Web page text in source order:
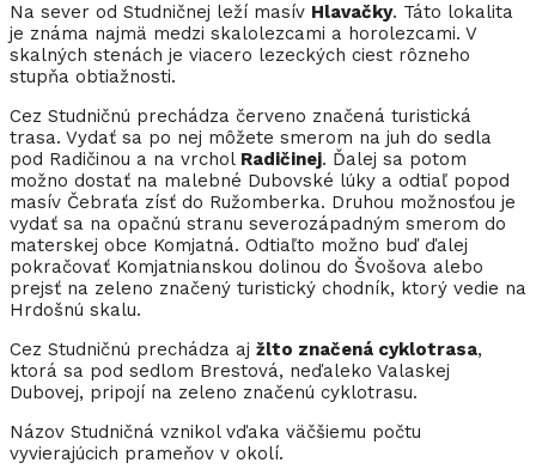
Na sever od Studničnej leží masív Hlavačky. Táto lokalita
je známa najmä medzi skalolezcami a horolezcami. V
skalných stenách je viacero lezeckých ciest rôzneho
stupňa obtiažnosti.
Cez Studničnú prechádza červeno značená turistická
trasa. Vydať sa po nej môžete smerom na juh do sedla
pod Radičinou a na vrchol Radičinej. Ďalej sa potom
možno dostať na malebné Dubovské lúky a odtiaľ popod
masív Čebraťa zísť do Ružomberka. Druhou možnosťou je
vydať sa na opačnú stranu severozápadným smerom do
materskej obce Komjatná. Odtiaľto možno buď ďalej
pokračovať Komjatnianskou dolinou do Švošova alebo
prejsť na zeleno značený turistický chodník, ktorý vedie na
Hrdošnú skalu.
Cez Studničnú prechádza aj žlto značená cyklotrasa,
ktorá sa pod sedlom Brestová, neďaleko Valaskej
Dubovej, pripojí na zeleno značenú cyklotrasu.
Názov Studničná vznikol vďaka väčšiemu počtu
vyvierajúcich prameňov v okolí.